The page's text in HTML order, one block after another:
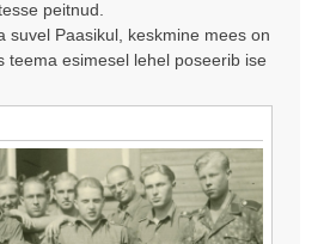
peitnud.
suvel Paasikul, keskmine mees on
teema esimesel lehel poseerib ise